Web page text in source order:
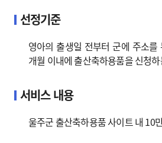
선정기준
영아의 출생일 전부터 군에 주소
개월 이내에 출산축하용품을 신청
서비스 내용
울주군 출산축하용품 사이트 내 10